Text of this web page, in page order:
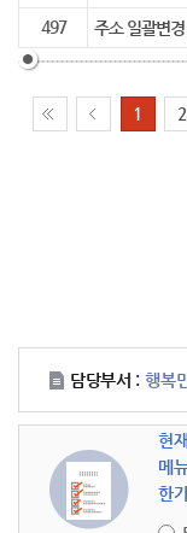
497
주소 일괄변
1 2
담당부서 : 행복
현
메
한